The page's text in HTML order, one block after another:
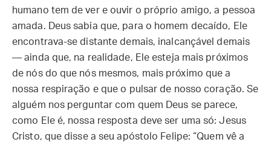
humano tem de ver e ouvir o próprio amigo, a pessoa
amada. Deus sabia que, para o homem decaído, Ele
encontrava-se distante demais, inalcançável demais
— ainda que, na realidade, Ele esteja mais próximos
de nós do que nós mesmos, mais próximo que a
nossa respiração e que o pulsar de nosso coração. Se
alguém nos perguntar com quem Deus se parece,
como Ele é, nossa resposta deve ser uma só: Jesus
Cristo, que disse a seu apóstolo Felipe: “Quem vê a